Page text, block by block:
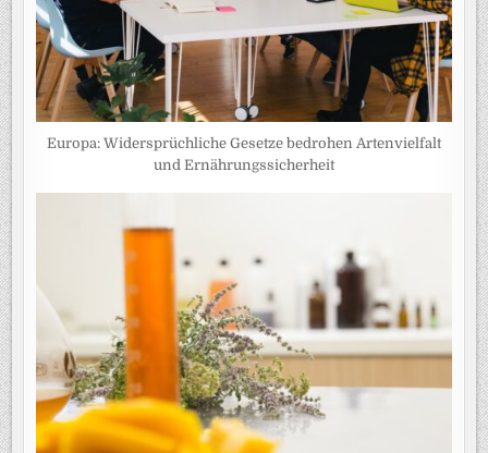
Europa: Widersprüchliche Gesetze bedrohen Artenvielfalt
und Ernährungssicherheit